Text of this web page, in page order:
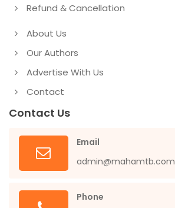
Refund & Cancellation
About Us
Our Authors
Advertise With Us
Contact
Contact Us
Email
admin@mahamtb.com
Phone